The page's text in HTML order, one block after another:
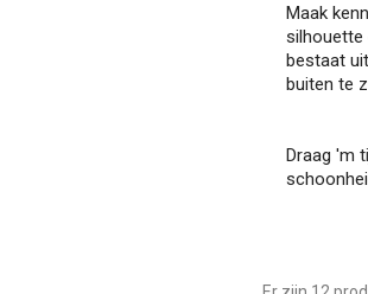
Maak
silhouette
bestaat
buiten te
Draag 'm